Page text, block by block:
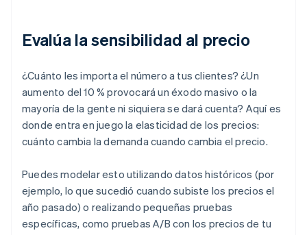
Evalúa la sensibilidad al precio
¿Cuánto les importa el número a tus clientes? ¿Un
aumento del 10 % provocará un éxodo masivo o la
mayoría de la gente ni siquiera se dará cuenta? Aquí es
donde entra en juego la elasticidad de los precios:
cuánto cambia la demanda cuando cambia el precio.
Puedes modelar esto utilizando datos históricos (por
ejemplo, lo que sucedió cuando subiste los precios el
año pasado) o realizando pequeñas pruebas
específicas, como pruebas A/B con los precios de tu